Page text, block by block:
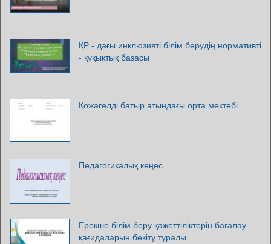
ҚР - дағы инклюзивті білім берудің нормативті
- құқықтық базасы
Қожагелді батыр атындағы орта мектебі
Педагогикалық кеңес
Ерекше білім беру қажеттіліктерін бағалау
қағидаларын бекіту туралы